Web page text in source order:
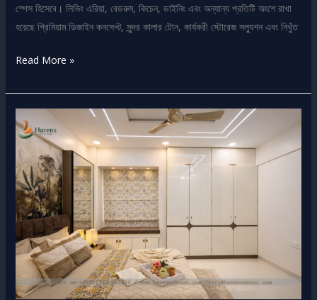
স্পেস হিসেবে। লিভিং এরিয়া, বেডরুম, কিচেন, ডাইনিং এবং অন্যান্য প্রতিটি অংশে রাখা
হয়েছে প্রিমিয়াম ডিজাইন কনসেপ্ট, সুন্দর কালার টোন, কার্যকরী স্টোরেজ সল্যুশন এবং নিখুঁত
Read More »
Handover
Completed